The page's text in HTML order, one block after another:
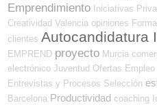
Emprendimiento Iniciativas
Creatividad Valencia opiniones
clientes Autocandidatura
EMPREND proyecto Murcia
electrónico Juventud Ofertas Empleo
Entrevistas y Procesos Selección
Barcelona Productividad coaching